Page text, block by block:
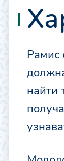
Рамис
найти